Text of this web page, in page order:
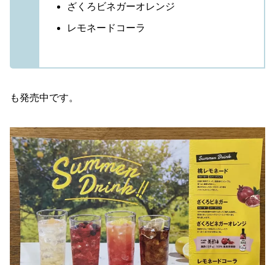
ざくろビネガーオレンジ
レモネードコーラ
も発売中です。